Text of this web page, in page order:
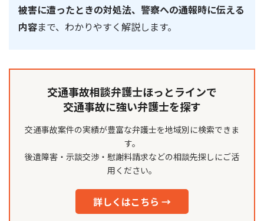
被害に遭ったときの対処法、警察への通報時に伝える
内容まで、わかりやすく解説します。
交通事故相談弁護士ほっとラインで
交通事故に強い弁護士を探す
交通事故案件の実績が豊富な弁護士を地域別に検索できま
す。
後遺障害・示談交渉・慰謝料請求などの相談先探しにご活
用ください。
詳しくはこちら →